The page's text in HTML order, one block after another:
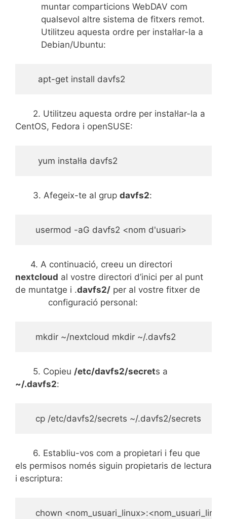
muntar comparticions WebDAV com
qualsevol altre sistema de fitxers remot.
Utilitzeu aquesta ordre per instal·lar-la a
Debian/Ubuntu:
apt-get install davfs2
2. Utilitzeu aquesta ordre per instal·lar-la a
CentOS, Fedora i openSUSE:
     yum instal·la davfs2
3. Afegeix-te al grup davfs2:
    usermod -aG davfs2 <nom d'usuari>
4. A continuació, creeu un directori
nextcloud al vostre directori d’inici per al punt
de muntatge i .davfs2/ per al vostre fitxer de
configuració personal:
    mkdir ~/nextcloud mkdir ~/.davfs2
5. Copieu /etc/davfs2/secrets a
~/.davfs2:
    cp /etc/davfs2/secrets ~/.davfs2/secrets
6. Establiu-vos com a propietari i feu que
els permisos només siguin propietaris de lectura
i escriptura:
chown